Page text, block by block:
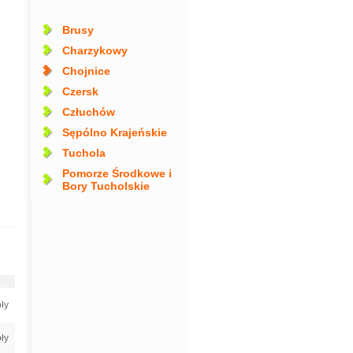
Brusy
Charzykowy
Chojnice
Czersk
Człuchów
Sępólno Krajeńskie
Tuchola
Pomorze Środkowe i
Bory Tucholskie